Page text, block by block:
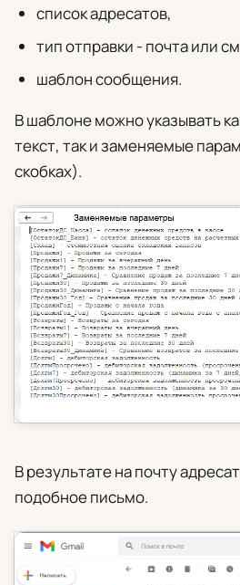
список адресатов,
тип отправки - почта или
шаблон сообщения.
В шаблоне можно указывать
текст, так и заменяемые
скобках).
В результате на почту
подобное письмо.